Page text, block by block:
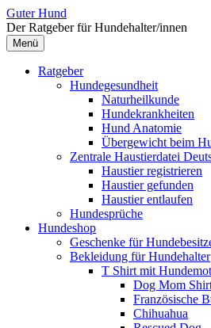
Zum
Inhalt
überspringen
Guter Hund
Der Ratgeber für Hundehalter/innen
Menü
Ratgeber
Hundegesundheit
Naturheilkunde
Hundekrankheiten
Hund Anatomie
Übergewicht beim
Zentrale Haustierdatei
Haustier registrieren
Haustier gefunden
Haustier entlaufen
Hundesprüche
Hundeshop
Geschenke für
Bekleidung für Hundehalter
T Shirt mit
Dog Mom
Französische
Chihuahua